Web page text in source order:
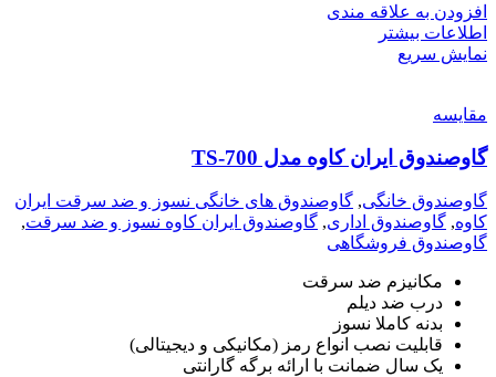
افزودن به علاقه مندی
اطلاعات بیشتر
نمایش سریع
مقايسه
گاوصندوق ایران کاوه مدل TS-700
گاوصندوق خانگی, گاوصندوق های خانگی نسوز و ضد سرقت ایران
کاوه, گاوصندوق اداری, گاوصندوق ایران کاوه نسوز و ضد سرقت,
گاوصندوق فروشگاهی
مکانیزم ضد سرقت
درب ضد دیلم
بدنه کاملا نسوز
قابلیت نصب انواع رمز (مکانیکی و دیجیتالی)
یک سال ضمانت با ارائه برگه گارانتی